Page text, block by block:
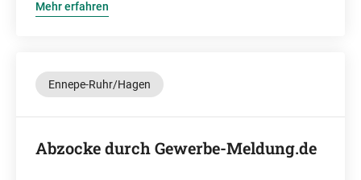
Mehr erfahren
Ennepe-Ruhr/Hagen
Abzocke durch Gewerbe-Meldung.de